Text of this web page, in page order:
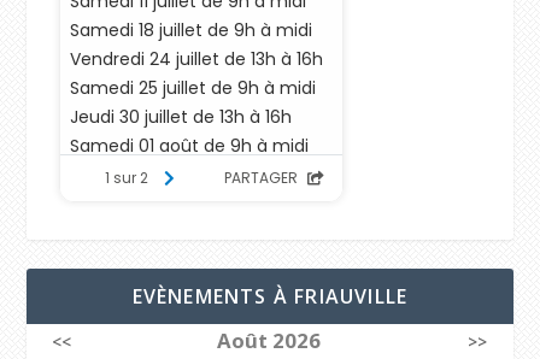
EVÈNEMENTS À FRIAUVILLE
<< Août 2026
>>